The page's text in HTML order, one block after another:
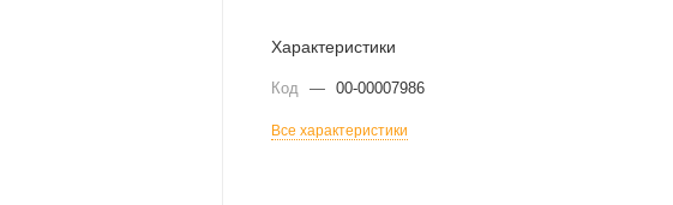
Характеристики
Код — 00-00007986
Все характеристики